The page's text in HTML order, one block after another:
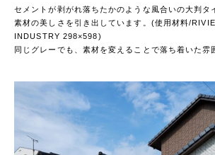
セメントが剥がれ落ちたかのような風合いの大判タ
素材の美しさを引き出しています。(使用材料/
INDUSTRY 298×598)
同じグレーでも、素材を変えることで落ち着いた雰